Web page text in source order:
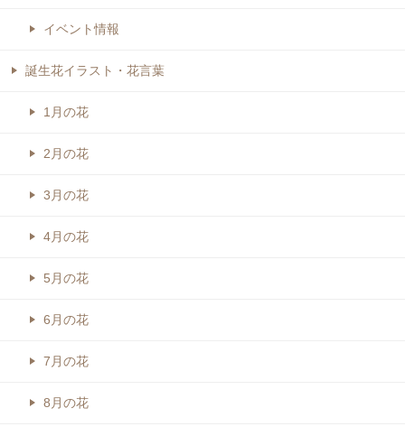
イベント情報
誕生花イラスト・花言葉
1月の花
2月の花
3月の花
4月の花
5月の花
6月の花
7月の花
8月の花